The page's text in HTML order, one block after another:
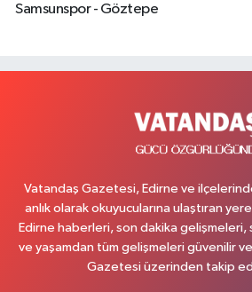
Samsunspor - Göztepe
Vatandaş Gazetesi, Edirne ve
anlık olarak okuyucularına ulaştıran
Edirne haberleri, son dakika
ve yaşamdan tüm gelişmeleri güvenilir
Gazetesi üzerinden takip